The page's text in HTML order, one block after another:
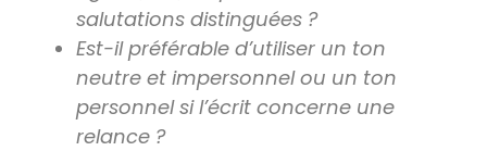
salutations distinguées ?
Est-il préférable d’utiliser un ton
neutre et impersonnel ou un ton
personnel si l’écrit concerne une
relance ?